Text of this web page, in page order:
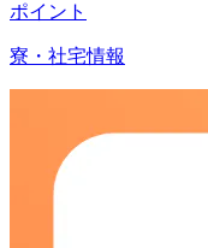
ポイント
寮・社宅情報